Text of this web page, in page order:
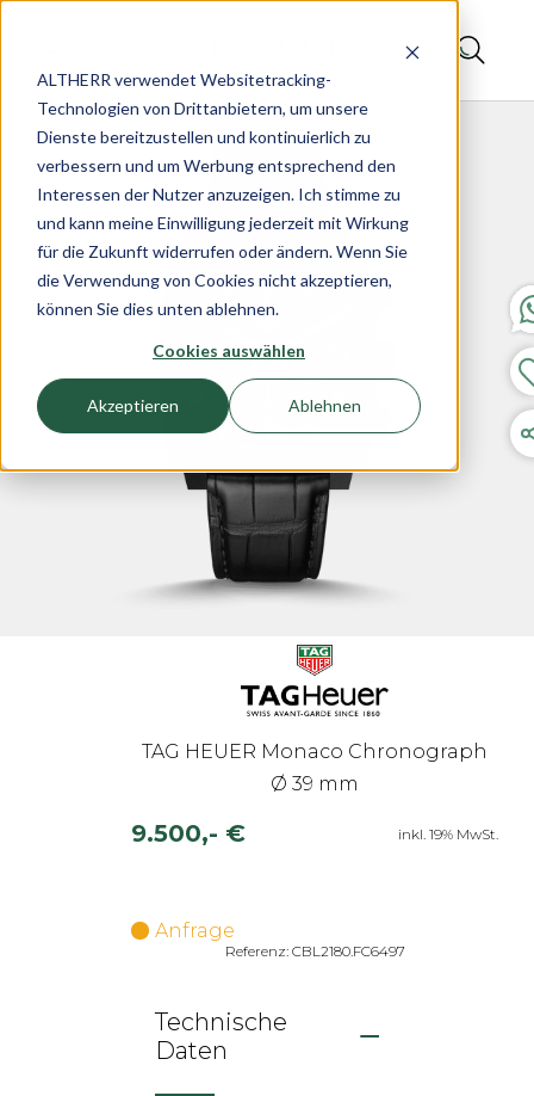
ALTHERR verwendet Websitetracking-
Technologien von Drittanbietern, um unsere
Dienste bereitzustellen und kontinuierlich zu
verbessern und um Werbung entsprechend den
Interessen der Nutzer anzuzeigen. Ich stimme zu
und kann meine Einwilligung jederzeit mit Wirkung
für die Zukunft widerrufen oder ändern. Wenn Sie
die Verwendung von Cookies nicht akzeptieren,
können Sie dies unten ablehnen.
Cookies auswählen
Akzeptieren Ablehnen
TAG HEUER Monaco Chronograph
Ø 39 mm
9.500,- € inkl. 19% MwSt.
Anfrage
Referenz: CBL2180.FC6497
Technische
Daten